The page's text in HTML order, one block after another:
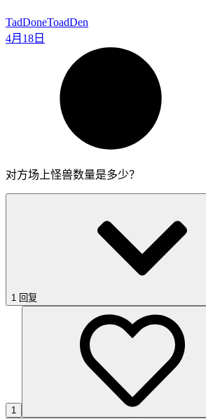
TadDoneToadDen
4月18日
对方场上怪兽数量是多少？
1 回复
1